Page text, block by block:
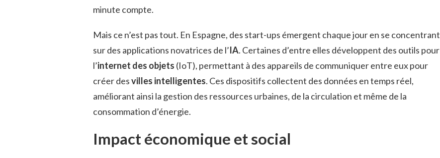
minute compte.
Mais ce n’est pas tout. En Espagne, des start-ups émergent chaque jour en se concentrant
sur des applications novatrices de l’IA. Certaines d’entre elles développent des outils pour
l’internet des objets (IoT), permettant à des appareils de communiquer entre eux pour
créer desvilles intelligentes. Ces dispositifs collectent des données en temps réel,
améliorant ainsi la gestion des ressources urbaines, de la circulation et même de la
consommation d’énergie.
Impact économique et social